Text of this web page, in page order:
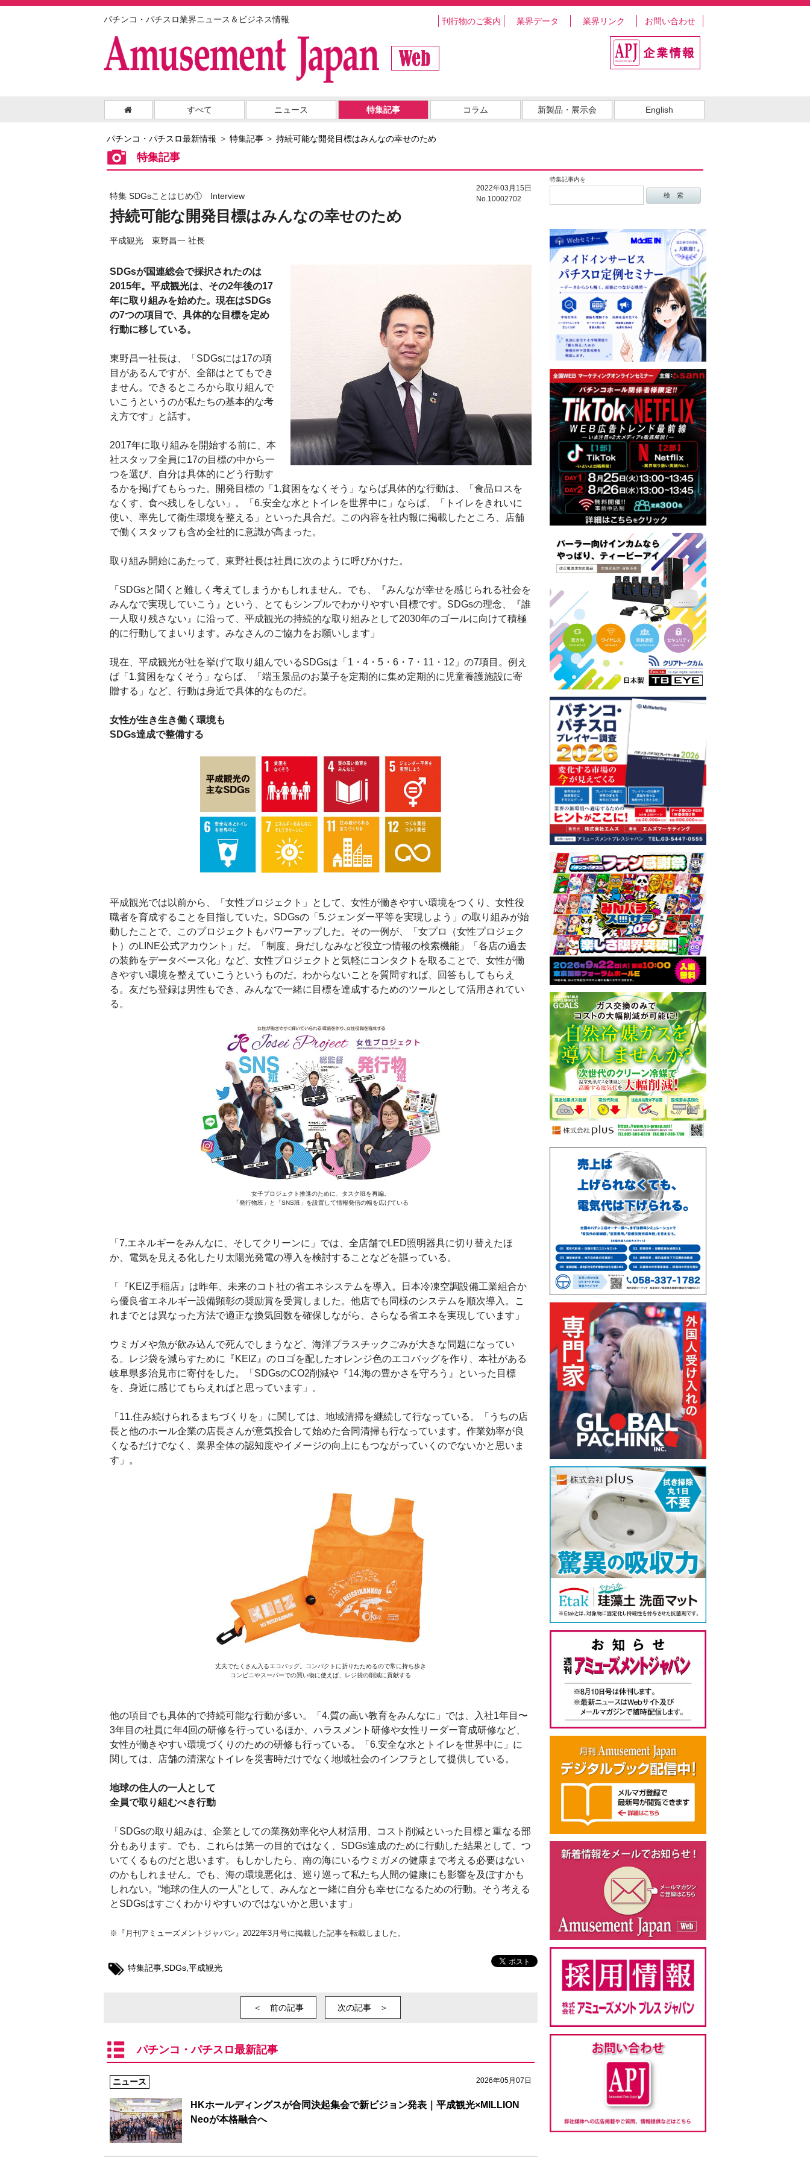
パチンコ・パチスロ業界ニュース＆ビジネス情報 刊行物のご案内 業界データ 業界リンク お問い合わせ
すべて ニュース 特集記事 コラム 新製品・展示会 English
パチンコ・パチスロ最新情報 特集記事 持続可能な開発目標はみんなの幸せのため
特集記事
特集記事内を
2022年03月15日
No.10002702
特集 SDGsことはじめ① Interview
持続可能な開発目標はみんなの幸せのため
平成観光 東野昌一 社長
SDGsが国連総会で採択されたのは
2015年。平成観光は、その2年後の17
年に取り組みを始めた。現在はSDGs
の7つの項目で、具体的な目標を定め
行動に移している。
東野昌一社長は、「SDGsには17の項
目があるんですが、全部はとてもでき
ません。できるところから取り組んで
いこうというのが私たちの基本的な考
え方です」と話す。
2017年に取り組みを開始する前に、本
社スタッフ全員に17の目標の中から一
つを選び、自分は具体的にどう行動す
るかを掲げてもらった。開発目標の「1.貧困をなくそう」ならば具体的な行動は、「食品ロスを
なくす、食べ残しをしない」。「6.安全な水とトイレを世界中に」ならば、「トイレをきれいに
使い、率先して衛生環境を整える」といった具合だ。この内容を社内報に掲載したところ、店舗
で働くスタッフも含め全社的に意識が高まった。
取り組み開始にあたって、東野社長は社員に次のように呼びかけた。
「SDGsと聞くと難しく考えてしまうかもしれません。でも、『みんなが幸せを感じられる社会を
みんなで実現していこう』という、とてもシンプルでわかりやすい目標です。SDGsの理念、『誰
一人取り残さない』に沿って、平成観光の持続的な取り組みとして2030年のゴールに向けて積極
的に行動してまいります。みなさんのご協力をお願いします」
現在、平成観光が社を挙げて取り組んでいるSDGsは「1・4・5・6・7・11・12」の7項目。例え
ば「1.貧困をなくそう」ならば、「端玉景品のお菓子を定期的に集め定期的に児童養護施設に寄
贈する」など、行動は身近で具体的なものだ。
女性が生き生き働く環境も
SDGs達成で整備する
平成観光では以前から、「女性プロジェクト」として、女性が働きやすい環境をつくり、女性役
職者を育成することを目指していた。SDGsの「5.ジェンダー平等を実現しよう」の取り組みが始
動したことで、このプロジェクトもパワーアップした。その一例が、「女プロ（女性プロジェク
ト）のLINE公式アカウント」だ。「制度、身だしなみなど役立つ情報の検索機能」「各店の過去
の装飾をデータベース化」など、女性プロジェクトと気軽にコンタクトを取ることで、女性が働
きやすい環境を整えていこうというものだ。わからないことを質問すれば、回答もしてもらえ
る。友だち登録は男性もでき、みんなで一緒に目標を達成するためのツールとして活用されてい
る。
女子プロジェクト推進のために、タスク班を再編。
「発行物班」と「SNS班」を設置して情報発信の幅を広げている
「7.エネルギーをみんなに、そしてクリーンに」では、全店舗でLED照明器具に切り替えたほ
か、電気を見える化したり太陽光発電の導入を検討することなどを謳っている。
「『KEIZ手稲店』は昨年、未来のコト社の省エネシステムを導入。日本冷凍空調設備工業組合か
ら優良省エネルギー設備顕彰の奨励賞を受賞しました。他店でも同様のシステムを順次導入。こ
れまでとは異なった方法で適正な換気回数を確保しながら、さらなる省エネを実現しています」
ウミガメや魚が飲み込んで死んでしまうなど、海洋プラスチックごみが大きな問題になってい
る。レジ袋を減らすために『KEIZ』のロゴを配したオレンジ色のエコバッグを作り、本社がある
岐阜県多治見市に寄付をした。「SDGsのCO2削減や『14.海の豊かさを守ろう』といった目標
を、身近に感じてもらえればと思っています」。
「11.住み続けられるまちづくりを」に関しては、地域清掃を継続して行なっている。「うちの店
長と他のホール企業の店長さんが意気投合して始めた合同清掃も行なっています。作業効率が良
くなるだけでなく、業界全体の認知度やイメージの向上にもつながっていくのでないかと思いま
す」。
丈夫でたくさん入るエコバッグ。コンパクトに折りたためるので常に持ち歩き
コンビニやスーパーでの買い物に使えば、レジ袋の削減に貢献する
他の項目でも具体的で持続可能な行動が多い。「4.質の高い教育をみんなに」では、入社1年目〜
3年目の社員に年4回の研修を行っているほか、ハラスメント研修や女性リーダー育成研修など、
女性が働きやすい環境づくりのための研修も行っている。「6.安全な水とトイレを世界中に」に
関しては、店舗の清潔なトイレを災害時だけでなく地域社会のインフラとして提供している。
地球の住人の一人として
全員で取り組むべき行動
「SDGsの取り組みは、企業としての業務効率化や人材活用、コスト削減といった目標と重なる部
分もあります。でも、これらは第一の目的ではなく、SDGs達成のために行動した結果として、つ
いてくるものだと思います。もしかしたら、南の海にいるウミガメの健康まで考える必要はない
のかもしれません。でも、海の環境悪化は、巡り巡って私たち人間の健康にも影響を及ぼすかも
しれない。“地球の住人の一人”として、みんなと一緒に自分も幸せになるための行動。そう考える
とSDGsはすごくわかりやすいのではないかと思います」
※『月刊アミューズメントジャパン』2022年3月号に掲載した記事を転載しました。
特集記事 SDGs 平成観光
＜ 前の記事 次の記事 ＞
パチンコ・パチスロ最新記事
2026年05月07日
ニュース
HKホールディングスが合同決起集会で新ビジョン発表｜平成観光×MILLION
Neoが本格融合へ